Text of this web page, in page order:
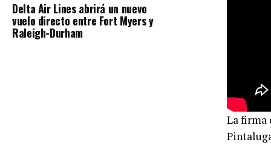
Delta Air Lines abrirá un nuevo
vuelo directo entre Fort Myers y
Raleigh-Durham
La firma